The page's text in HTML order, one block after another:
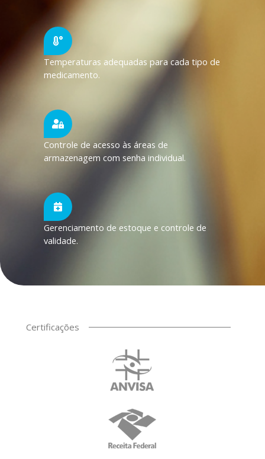
Temperaturas adequadas para cada tipo de
medicamento.
Controle de acesso às áreas de
armazenagem com senha individual.
Gerenciamento de estoque e controle de
validade.
Certificações